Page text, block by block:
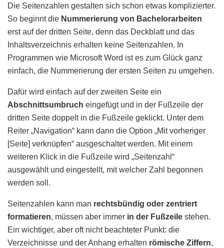
Die Seitenzahlen gestalten sich schon etwas komplizierter.
So beginnt die Nummerierung von Bachelorarbeiten
erst auf der dritten Seite, denn das Deckblatt und das
Inhaltsverzeichnis erhalten keine Seitenzahlen. In
Programmen wie Microsoft Word ist es zum Glück ganz
einfach, die Nummerierung der ersten Seiten zu umgehen.
Dafür wird einfach auf der zweiten Seite ein
Abschnittsumbruch eingefügt und in der Fußzeile der
dritten Seite doppelt in die Fußzeile geklickt. Unter dem
Reiter „Navigation“ kann dann die Option „Mit vorheriger
[Seite] verknüpfen“ ausgeschaltet werden. Mit einem
weiteren Klick in die Fußzeile wird „Seitenzahl“
ausgewählt und eingestellt, mit welcher Zahl begonnen
werden soll.
Seitenzahlen kann man rechtsbündig oder zentriert
formatieren, müssen aber immer in der Fußzeile stehen.
Ein wichtiger, aber oft nicht beachteter Punkt: die
Verzeichnisse und der Anhang erhalten römische Ziffern,